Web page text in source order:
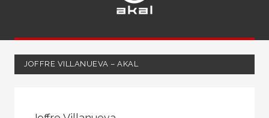
JOFFRE VILLANUEVA – AKAL